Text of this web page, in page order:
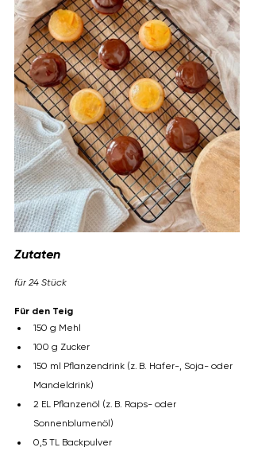
Zutaten
für 24 Stück
Für den Teig
150 g Mehl
100 g Zucker
150 ml Pflanzendrink (z. B. Hafer-, Soja- oder
Mandeldrink)
2 EL Pflanzenöl (z. B. Raps- oder
Sonnenblumenöl)
0,5 TL Backpulver